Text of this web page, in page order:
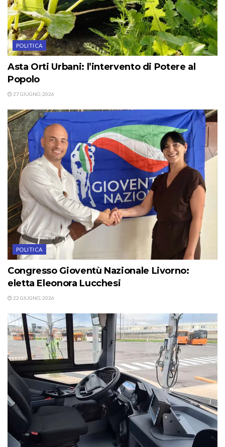
POLITICA
Asta Orti Urbani: l’intervento di Potere al
Popolo
27 GIUGNO, 2026
POLITICA
Congresso Gioventù Nazionale Livorno:
eletta Eleonora Lucchesi
22 GIUGNO, 2026